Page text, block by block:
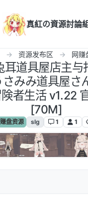
真紅の資源討論
资源发布区 网赚
耳道具屋店主与
みみ道具屋さ
者生活 v1.22
[70M]
盘资源 slg 1 1